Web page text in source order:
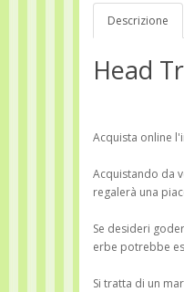
Descrizione
Head
Acquista online
Acquistando da
regalerà una
Se desideri
erbe potrebbe
Si tratta di un